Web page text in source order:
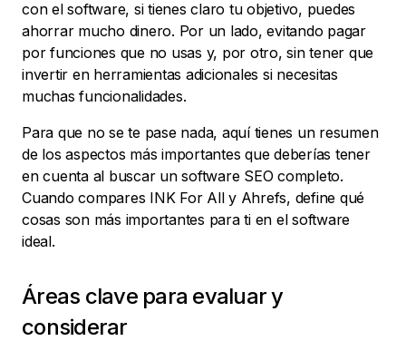
con el software, si tienes claro tu objetivo, puedes
ahorrar mucho dinero. Por un lado, evitando pagar
por funciones que no usas y, por otro, sin tener que
invertir en herramientas adicionales si necesitas
muchas funcionalidades.
Para que no se te pase nada, aquí tienes un resumen
de los aspectos más importantes que deberías tener
en cuenta al buscar un software SEO completo.
Cuando compares INK For All y Ahrefs, define qué
cosas son más importantes para ti en el software
ideal.
Áreas clave para evaluar y
considerar